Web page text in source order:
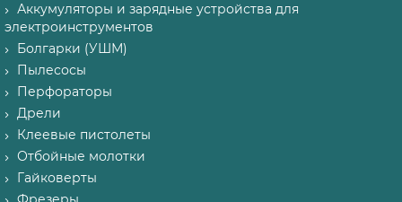
Аккумуляторы и зарядные устройства для
электроинструментов
Болгарки (УШМ)
Пылесосы
Перфораторы
Дрели
Клеевые пистолеты
Отбойные молотки
Гайковерты